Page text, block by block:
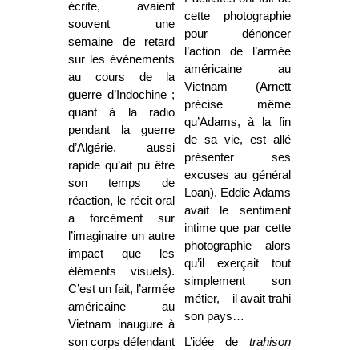
écrite, avaient
souvent une
semaine de retard
sur les événements
au cours de la
guerre d’Indochine ;
quant à la radio
pendant la guerre
d’Algérie, aussi
rapide qu’ait pu être
son temps de
réaction, le récit oral
a forcément sur
l’imaginaire un autre
impact que les
éléments visuels).
C’est un fait, l’armée
américaine au
Vietnam inaugure à
son corps défendant
cette photographie
pour dénoncer
l’action de l’armée
américaine au
Vietnam (Arnett
précise même
qu’Adams, à la fin
de sa vie, est allé
présenter ses
excuses au général
Loan). Eddie Adams
avait le sentiment
intime que par cette
photographie – alors
qu’il exerçait tout
simplement son
métier, – il avait trahi
son pays…
L’idée de trahison